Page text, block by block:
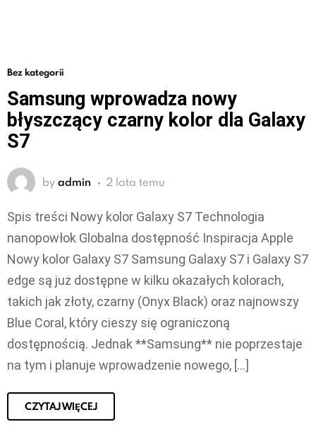
Bez kategorii
Samsung wprowadza nowy
błyszczący czarny kolor dla Galaxy
S7
by admin 2 lata temu
Spis treści Nowy kolor Galaxy S7 Technologia
nanopowłok Globalna dostępność Inspiracja Apple
Nowy kolor Galaxy S7 Samsung Galaxy S7 i Galaxy S7
edge są już dostępne w kilku okazałych kolorach,
takich jak złoty, czarny (Onyx Black) oraz najnowszy
Blue Coral, który cieszy się ograniczoną
dostępnością. Jednak **Samsung** nie poprzestaje
na tym i planuje wprowadzenie nowego, […]
CZYTAJ WIĘCEJ